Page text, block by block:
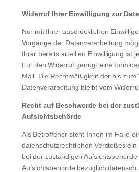
Widerruf Ihrer Einwilligung zur
Nur mit Ihrer ausdrücklichen
Vorgänge der Datenverarbeitung
Ihrer bereits erteilten Einwilligung ist
Für den Widerruf genügt eine
Mail. Die Rechtmäßigkeit der bis zum
Datenverarbeitung bleibt vom
Recht auf Beschwerde bei der
Aufsichtsbehörde
Als Betroffener steht Ihnen im Falle
datenschutzrechtlichen Verstoßes ein
bei der zuständigen
Aufsichtsbehörde bezüglich